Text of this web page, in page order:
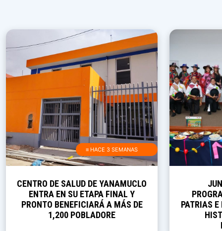
≡ HACE 3 SEMANAS
CENTRO DE SALUD DE YANAMUCLO
ENTRA EN SU ETAPA FINAL Y
PRONTO BENEFICIARÁ A MÁS DE
1,200 POBLADORE
PATRIAS